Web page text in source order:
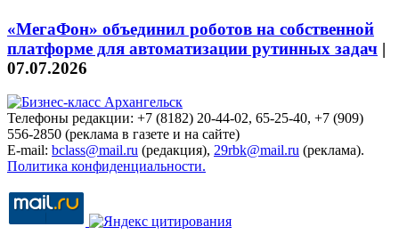
«МегаФон» объединил роботов на собственной
платформе для автоматизации рутинных задач |
07.07.2026
Телефоны редакции: +7 (8182) 20-44-02, 65-25-40, +7 (909)
556-2850 (реклама в газете и на сайте)
E-mail: bclass@mail.ru (редакция), 29rbk@mail.ru (реклама).
Политика конфиденциальности.